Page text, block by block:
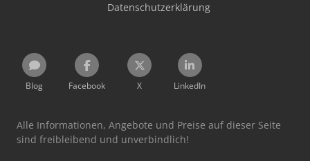
Datenschutzerklärung
Blog Facebook X LinkedIn
Alle Informationen, Angebote und Preise auf dieser Seite
sind freibleibend und unverbindlich!